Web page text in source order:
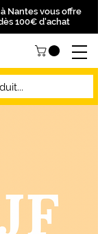
Nantes vous offre
100€ d'achat